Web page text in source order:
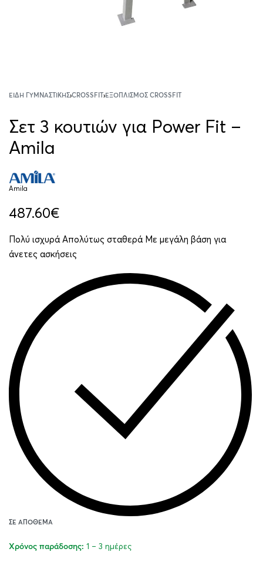
ΕΊΔΗ ΓΥΜΝΑΣΤΙΚΉΣ›CROSSFIT›ΕΞΟΠΛΙΣΜΌΣ CROSSFIT
Σετ 3 κουτιών για Power Fit –
Amila
Amila
487.60€
Πολύ ισχυρά Απολύτως σταθερά Με μεγάλη βάση για
άνετες ασκήσεις
ΣΕ ΑΠΌΘΕΜΑ
Χρόνος παράδοσης: 1 – 3 ημέρες